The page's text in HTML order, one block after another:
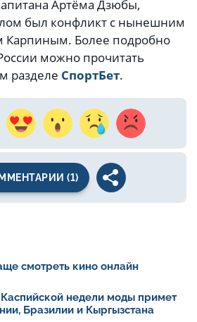
Артёма Дзюбы,
был конфликт с нынешним
Карпиным. Более подробно
можно прочитать
разделе СпортБет.
(1)
смотреть кино онлайн
недели моды примет
Бразилии и Кыргызстана